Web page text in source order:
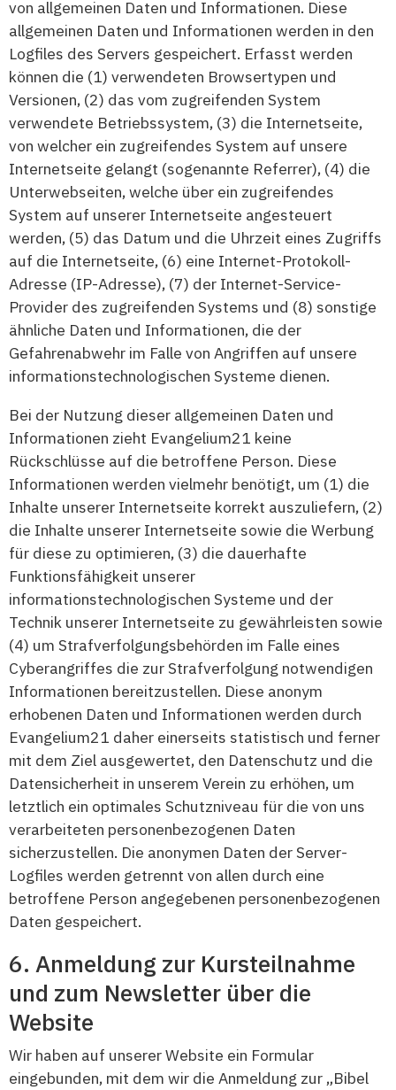
von allgemeinen Daten und Informationen. Diese
allgemeinen Daten und Informationen werden in den
Logfiles des Servers gespeichert. Erfasst werden
können die (1) verwendeten Browsertypen und
Versionen, (2) das vom zugreifenden System
verwendete Betriebssystem, (3) die Internetseite,
von welcher ein zugreifendes System auf unsere
Internetseite gelangt (sogenannte Referrer), (4) die
Unterwebseiten, welche über ein zugreifendes
System auf unserer Internetseite angesteuert
werden, (5) das Datum und die Uhrzeit eines Zugriffs
auf die Internetseite, (6) eine Internet-Protokoll-
Adresse (IP-Adresse), (7) der Internet-Service-
Provider des zugreifenden Systems und (8) sonstige
ähnliche Daten und Informationen, die der
Gefahrenabwehr im Falle von Angriffen auf unsere
informationstechnologischen Systeme dienen.
Bei der Nutzung dieser allgemeinen Daten und
Informationen zieht Evangelium21 keine
Rückschlüsse auf die betroffene Person. Diese
Informationen werden vielmehr benötigt, um (1) die
Inhalte unserer Internetseite korrekt auszuliefern, (2)
die Inhalte unserer Internetseite sowie die Werbung
für diese zu optimieren, (3) die dauerhafte
Funktionsfähigkeit unserer
informationstechnologischen Systeme und der
Technik unserer Internetseite zu gewährleisten sowie
(4) um Strafverfolgungsbehörden im Falle eines
Cyberangriffes die zur Strafverfolgung notwendigen
Informationen bereitzustellen. Diese anonym
erhobenen Daten und Informationen werden durch
Evangelium21 daher einerseits statistisch und ferner
mit dem Ziel ausgewertet, den Datenschutz und die
Datensicherheit in unserem Verein zu erhöhen, um
letztlich ein optimales Schutzniveau für die von uns
verarbeiteten personenbezogenen Daten
sicherzustellen. Die anonymen Daten der Server-
Logfiles werden getrennt von allen durch eine
betroffene Person angegebenen personenbezogenen
Daten gespeichert.
Anmeldung zur Kursteilnahme
und zum Newsletter über die
Website
Wir haben auf unserer Website ein Formular
eingebunden, mit dem wir die Anmeldung zur „Bibel